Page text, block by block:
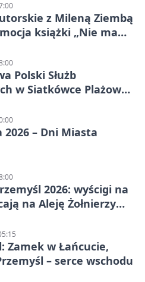
z Mileną Ziembą
książki „Nie mam
Polski Służb
w Siatkówce Plażowej
– Dni Miasta
2026: wyścigi na
na Aleję Żołnierzy
Zamek w Łańcucie,
– serce wschodu